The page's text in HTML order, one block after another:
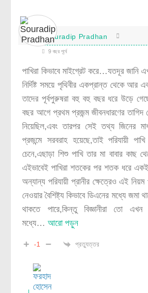
Souradip Pradhan
9 বছর পূর্বে
পাখিরা কিভাবে মাইগ্রেট করে…যতদূর জানি
নির্দিষ্ট সময়ে পৃথিবীর একপ্রান্ত থেকে আর
তাদের পূর্বপুরুষরা বহু বহু বছর ধরে উড়ে
বছর আগে প্রথম প্রজন্ম জীবনধারণের
নিয়েছিল,এবং তারপর সেই তথ্য জিনের
প্রজন্মে সরবরাহ হয়েছে,তাই পরিযায়ী
চেনে,এছাড়া শিশু পাখি তার মা বাবার কাছ
এইভাবেই পাখিরা শতকের পর শতক ধরে
অন্যান্য পরিযায়ী প্রানীর ক্ষেত্রেও এই
নেওয়ার বৈশিষ্ট্য কিভাবে ডিএনের মধ্যে জমা
থাকতে পারে,কিন্তু বিজ্ঞানীরা তো
মধ্যে…আরো পড়ুন
-1 প্রত্যুত্তর